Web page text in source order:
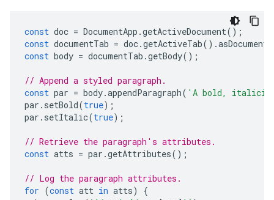
const doc = DocumentApp .getActiveDocument();
const documentTab = doc.getActiveTab().
const body = documentTab .getBody();
// Append a styled paragraph.
const par = body.appendParagraph( 'A bold,
par . setBold(true);
par . setItalic(true);
// Retrieve the paragraph's attributes.
const atts = par .getAttributes();
// Log the paragraph attributes.
for (const att in atts)
{